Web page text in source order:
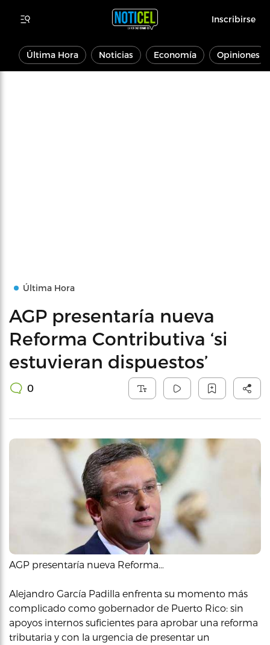
Inscribirse
Última Hora Noticias Economía Opiniones
Última Hora
AGP presentaría nueva
Reforma Contributiva ‘si
estuvieran dispuestos’
0
AGP presentaría nueva Reforma…
Alejandro García Padilla enfrenta su momento más
complicado como gobernador de Puerto Rico: sin
apoyos internos suficientes para aprobar una reforma
tributaria y con la urgencia de presentar un